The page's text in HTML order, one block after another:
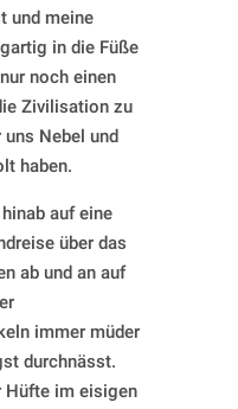
und meine
in die Füße
noch einen
Zivilisation zu
Nebel und
haben.
auf eine
über das
ab und an auf
immer müder
durchnässt.
Hüfte im eisigen